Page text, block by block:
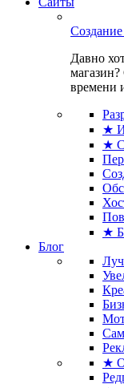
Давно
магазин?
времени
★
★
★
Блог
★